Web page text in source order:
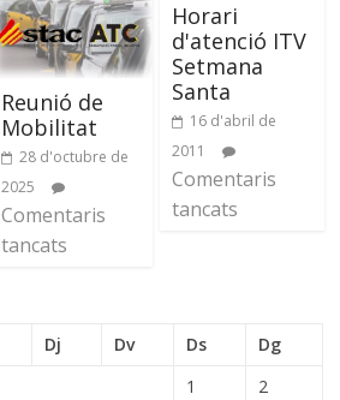
Reunió de
Mobilitat
28 d'octubre de
2025
Comentaris
tancats
Horari
d'atenció ITV
Setmana
Santa
16 d'abril de
2011
Comentaris
tancats
Dj Dv Ds
Dg
1
2